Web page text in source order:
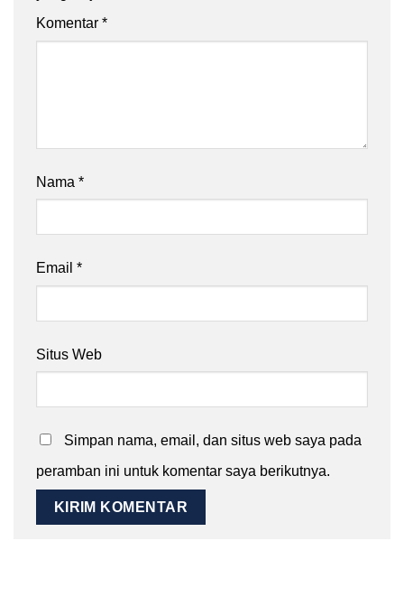
Komentar *
Nama *
Email *
Situs Web
Simpan nama, email, dan situs web saya pada
peramban ini untuk komentar saya berikutnya.